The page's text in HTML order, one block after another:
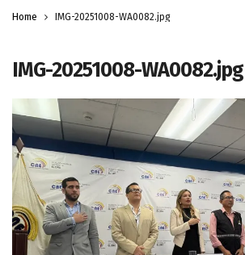
Home IMG-20251008-WA0082.jpg
IMG-20251008-WA0082.jpg